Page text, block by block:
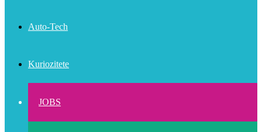
Auto-Tech
Kuriozitete
JOBS